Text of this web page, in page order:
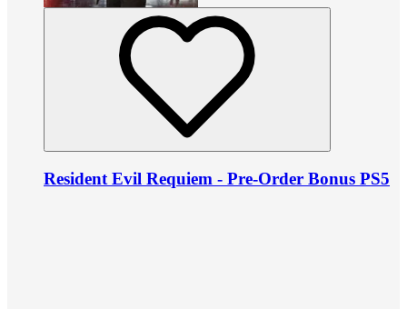
Resident Evil Requiem - Pre-Order Bonus PS5